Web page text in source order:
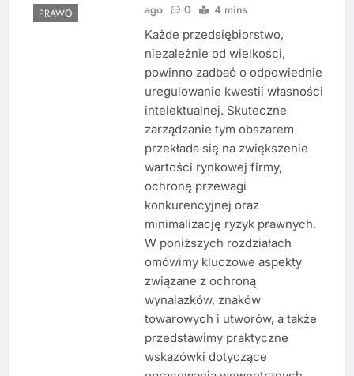
PRAWO
ago
0 4 mins
Każde przedsiębiorstwo,
niezależnie od wielkości,
powinno zadbać o odpowiednie
uregulowanie kwestii własności
intelektualnej. Skuteczne
zarządzanie tym obszarem
przekłada się na zwiększenie
wartości rynkowej firmy,
ochronę przewagi
konkurencyjnej oraz
minimalizację ryzyk prawnych.
W poniższych rozdziałach
omówimy kluczowe aspekty
związane z ochroną
wynalazków, znaków
towarowych i utworów, a także
przedstawimy praktyczne
wskazówki dotyczące